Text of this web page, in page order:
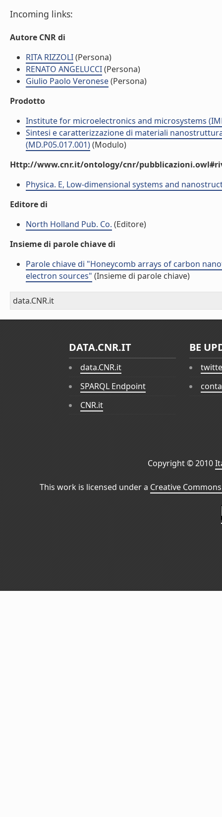
Incoming links:
Autore CNR di
RITA RIZZOLI(Persona)
RENATO ANGELUCCI(Persona)
Giulio Paolo Veronese(Persona)
Prodotto
Institute for microelectronics and microsystems
Sintesi e caratterizzazione di materiali
(MD.P05.017.001)(Modulo)
Http://www.cnr.it/ontology/cnr/
Physica. E, Low-dimensional systems and
Editore di
North Holland Pub. Co. (Editore)
Insieme di parole chiave di
Parole chiave di "Honeycomb arrays of carbon
electron sources" (Insieme di parole chiave)
data.CNR.it
DATA.CNR.IT
data.CNR.it
SPARQL Endpoint
CNR.it
BE
Copyright © 2010
This work is licensed under a Creative